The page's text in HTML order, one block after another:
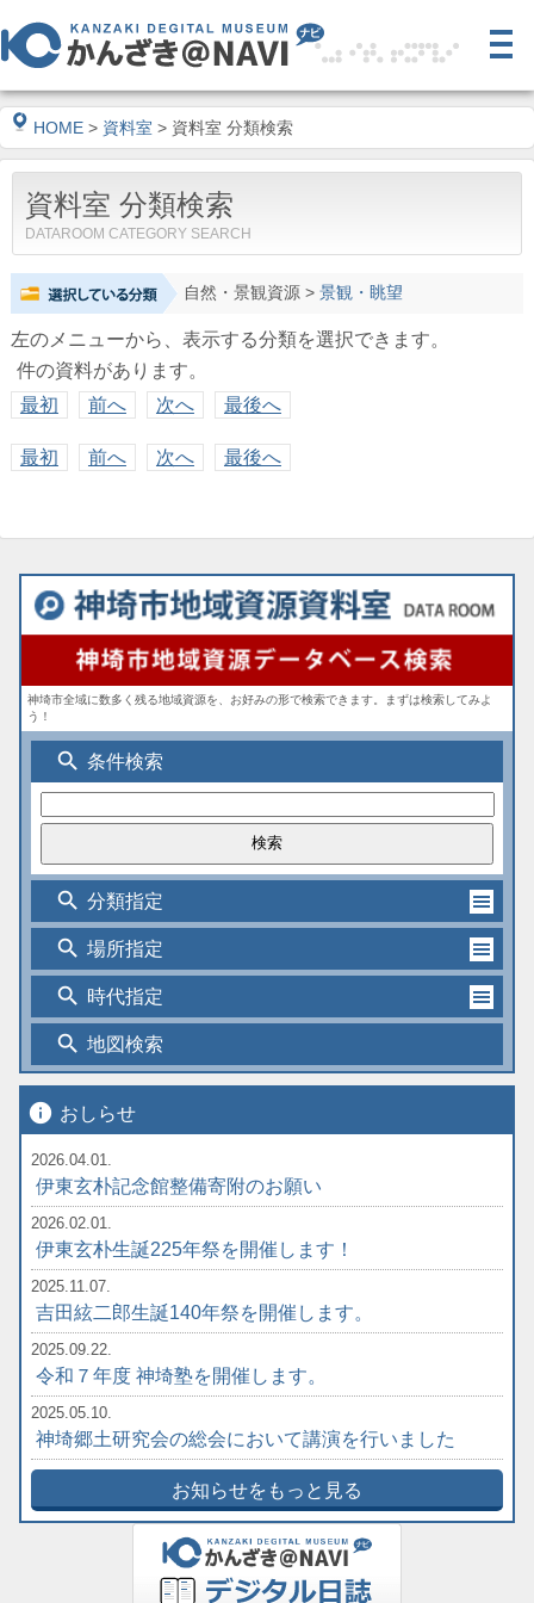
HOME > 資料室 > 資料室 分類検索
資料室 分類検索
DATAROOM CATEGORY SEARCH
自然・景観資源> 景観・眺望
左のメニューから、表示する分類を選択できます。
件の資料があります。
最初
前へ 次へ 最後へ
最初 前へ 次へ 最後へ
神埼市全域に数多く残る地域資源を、お好みの形で検索できます。まずは検索してみよ
う！
search 条件検索
search 分類指定
search 場所指定
search 時代指定
search 地図検索
info おしらせ
2026.04.01.
伊東玄朴記念館整備寄附のお願い
2026.02.01.
伊東玄朴生誕225年祭を開催します！
2025.11.07.
吉田絃二郎生誕140年祭を開催します。
2025.09.22.
令和７年度 神埼塾を開催します。
2025.05.10.
神埼郷土研究会の総会において講演を行いました
お知らせをもっと見る